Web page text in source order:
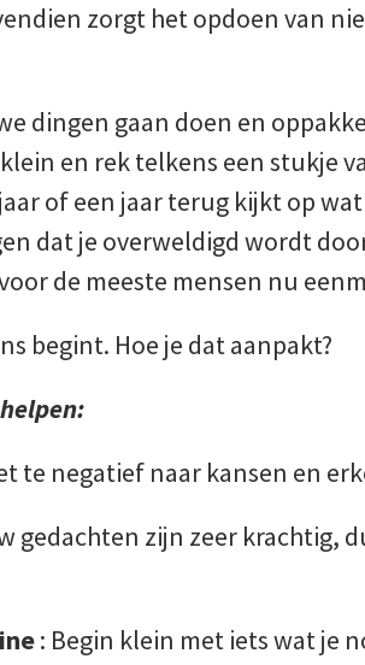
zorgt het opdoen van
dingen gaan doen en
en rek telkens een stukje
of een jaar terug kijkt op
dat je overweldigd wordt
de meeste mensen nu
begint. Hoe je dat aanpakt?
te negatief naar kansen en
gedachten zijn zeer krachtig,
: Begin klein met iets wat je